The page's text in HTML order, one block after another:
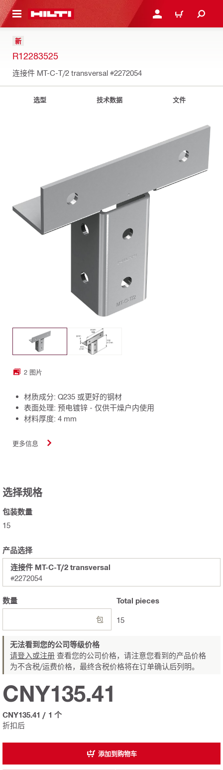
到主页 登录或注册购物车
新
R12283525
连接件 MT-C-T/2 transversal #2272054
选型 技术数据 文件
2 图片
材质成分: Q235 或更好的钢材
表面处理: 预电镀锌 - 仅供干燥户内使用
材料厚度: 4 mm
更多信息
选择规格
包装数量
15
产品选择
连接件 MT-C-T/2 transversal
#2272054
数量
包
Total pieces
15
无法看到您的公司等级价格
请登入或注册 查看您的公司价格，请注意您看到的产品价格
为不含税/运费价格，最终含税价格将在订单确认后列明。
折扣后
CNY135.41
CNY135.41 / 1 个
添加到购物车